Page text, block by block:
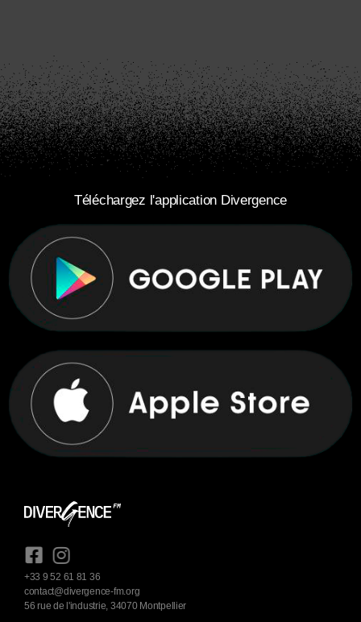
Téléchargez l'application Divergence
+33 9 52 61 81 36
contact@divergence-fm.org
56 rue de l'industrie, 34070 Montpellier